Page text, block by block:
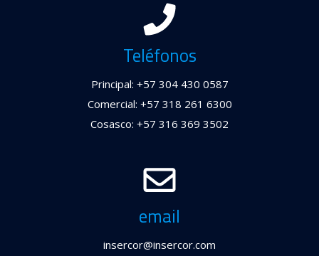
Teléfonos
Principal: +57 304 430 0587
Comercial: +57 318 261 6300
Cosasco: +57 316 369 3502
email
insercor@insercor.com